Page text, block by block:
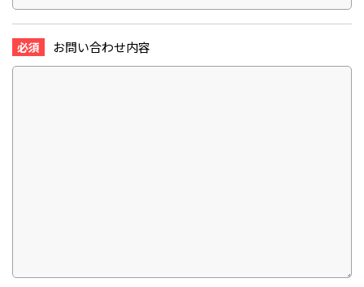
必須 お問い合わせ内容